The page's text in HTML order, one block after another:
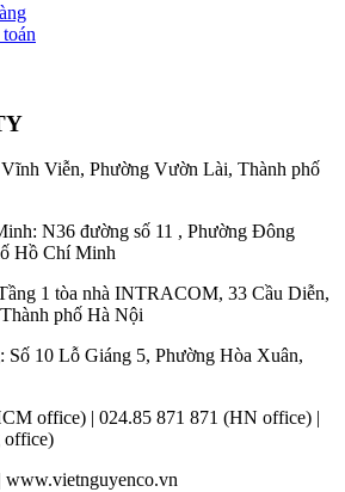
Viễn, Phường Vườn Lài, Thành phố
N36 đường số 11 , Phường Đông
Hồ Chí Minh
1 tòa nhà INTRACOM, 33 Cầu Diễn,
phố Hà Nội
10 Lỗ Giáng 5, Phường Hòa Xuân,
office) | 024.85 871 871 (HN office) |
office)
www.vietnguyenco.vn